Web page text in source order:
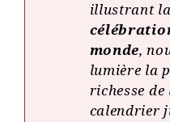
illustrant
monde,
lumière la
richesse
calendrier